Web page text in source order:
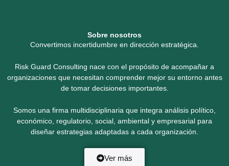
Sobre nosotros
Convertimos incertidumbre en dirección estratégica.
Risk Guard Consulting nace con el propósito de acompañar a
organizaciones que necesitan comprender mejor su entorno antes
de tomar decisiones importantes.
Somos una firma multidisciplinaria que integra análisis político,
económico, regulatorio, social, ambiental y empresarial para
diseñar estrategias adaptadas a cada organización.
Ver más